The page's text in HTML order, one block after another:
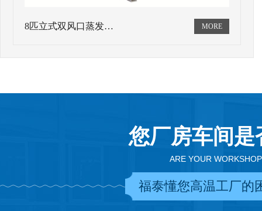
8匹立式双风口蒸发…
您厂房车间
ARE YOUR
福泰懂您高温工厂的